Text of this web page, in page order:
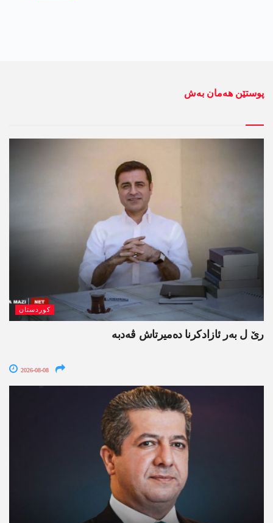
پوستێن ھەمان بەش
کوردستان
رێ ل بەر ئازادکرنا دەمیرتاش ڤەدبە
2026-08-08